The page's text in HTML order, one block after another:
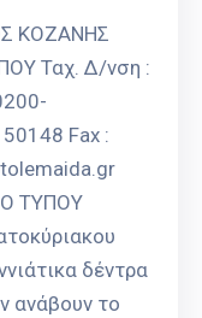
ΚΟΖΑΝΗΣ
Ταχ. Δ/νση :
Fax :
ΤΥΠΟΥ
δέντρα
ανάβουν το